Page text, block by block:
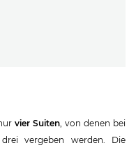
vier Suiten , von denen bei
vergeben werden. Die